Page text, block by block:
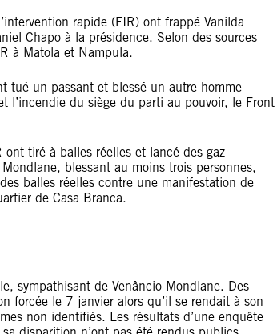
rapide (FIR) ont frappé Vanilda
Chapo à la présidence. Selon des sources
à Matola et Nampula.
tué un passant et blessé un autre homme
l’incendie du siège du parti au pouvoir, le Front
tiré à balles réelles et lancé des gaz
blessant au moins trois personnes,
balles réelles contre une manifestation de
de Casa Branca.
sympathisant de Venâncio Mondlane. Des
forcée le 7 janvier alors qu’il se rendait à son
non identifiés. Les résultats d’une enquête